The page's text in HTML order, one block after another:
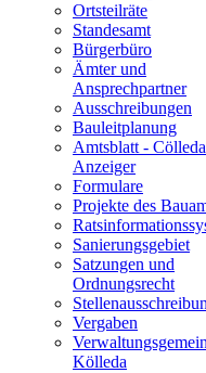
Ortsteilräte
Standesamt
Bürgerbüro
Ämter und
Ansprechpartner
Ausschreibungen
Bauleitplanung
Amtsblatt -
Anzeiger
Formulare
Projekte des
Sanierungsgebiet
Satzungen und
Ordnungsrecht
Vergaben
Kölleda